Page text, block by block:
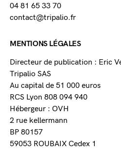
04 81 65 33 70
contact@tripalio.fr
MENTIONS LÉGALES
Directeur de publication : Eric
Tripalio SAS
Au capital de 51 000 euros
RCS Lyon 808 094 940
Hébergeur : OVH
2 rue kellermann
BP 80157
59053 ROUBAIX Cedex 1